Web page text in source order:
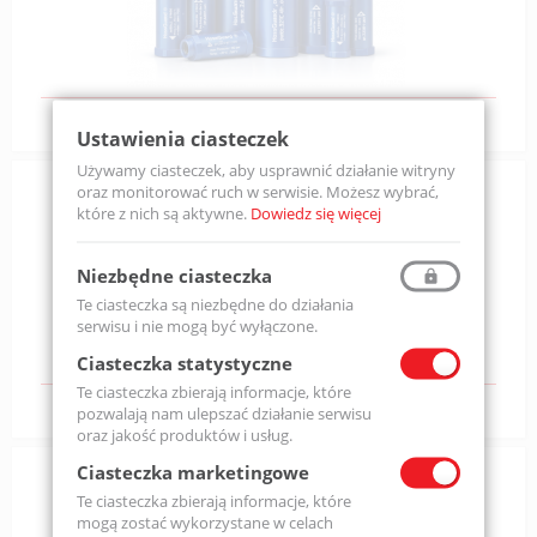
Bezpieczna pneumatyka
Produkty Protect-Air są produktami niszowymi
stosowanymi w wielorakich zastosowaniach i dlatego też
Zobacz produkty
Instalacje pneumatyczne, odkurzacze centralne
Instalacje pneumatyczne, odkurzacze centralne
Ustawienia ciasteczek
Używamy ciasteczek, aby usprawnić działanie witryny
oraz monitorować ruch w serwisie. Możesz wybrać,
które z nich są aktywne. Dowiedz się więcej
Niezbędne ciasteczka
Te ciasteczka są niezbędne do działania
serwisu i nie mogą być wyłączone.
Ciasteczka statystyczne
Te ciasteczka zbierają informacje, które
pozwalają nam ulepszać działanie serwisu
oraz jakość produktów i usług.
Ciasteczka marketingowe
Te ciasteczka zbierają informacje, które
mogą zostać wykorzystane w celach